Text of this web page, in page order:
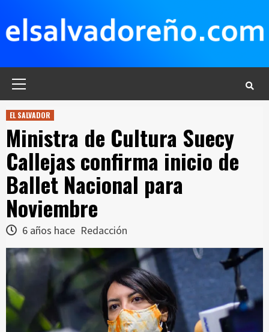
contenido
EL SALVADOR
Ministra de Cultura Suecy
Callejas confirma inicio de
Ballet Nacional para
Noviembre
6 años hace Redacción